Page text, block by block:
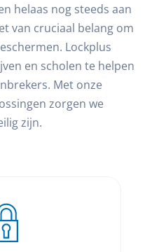
helaas nog steeds aan
van cruciaal belang om
Lockplus
en scholen te helpen
Met onze
zorgen we
zijn.